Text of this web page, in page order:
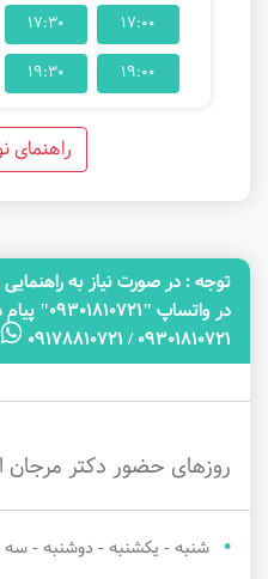
17:00
17:30
19:00
19:30
توجه‌ : در صورت نیاز به راهنمایی
در
09301810721 / 09178810721
روزهای حضور دکتر
شنبه - یکشنبه - دوشنبه - سه